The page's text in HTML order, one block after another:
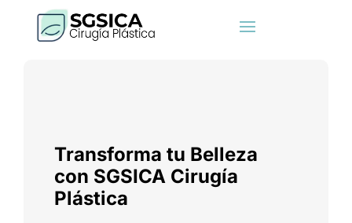
Transforma tu Belleza
con SGSICA Cirugía
Plástica